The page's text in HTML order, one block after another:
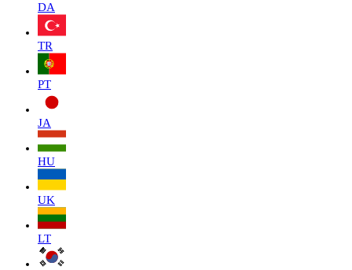
DA
TR
PT
JA
HU
UK
LT